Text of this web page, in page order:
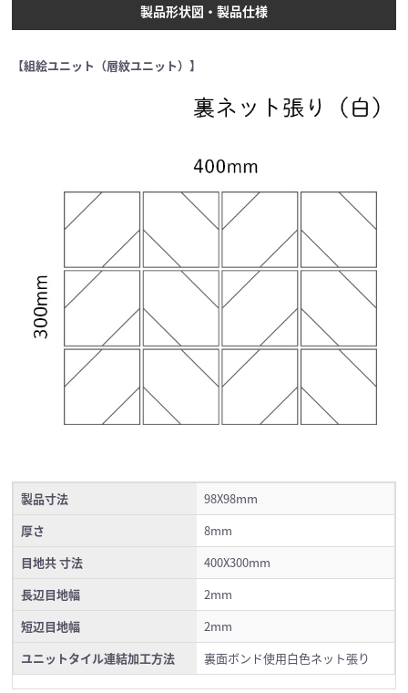
製品形状図・製品仕様
【組絵ユニット（層紋ユニット）】
製品寸法
98X98mm
厚さ
8mm
目地共 寸法
400X300mm
長辺目地幅
2mm
短辺目地幅
2mm
ユニットタイル連結加工方法
裏面ボンド使用白色ネット張り